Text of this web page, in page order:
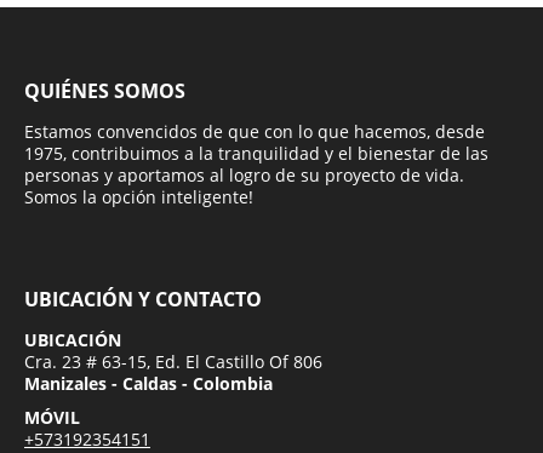
QUIÉNES SOMOS
Estamos convencidos de que con lo que hacemos, desde
1975, contribuimos a la tranquilidad y el bienestar de las
personas y aportamos al logro de su proyecto de vida.
Somos la opción inteligente!
UBICACIÓN Y CONTACTO
UBICACIÓN
Cra. 23 # 63-15, Ed. El Castillo Of 806
Manizales - Caldas - Colombia
MÓVIL
+573192354151